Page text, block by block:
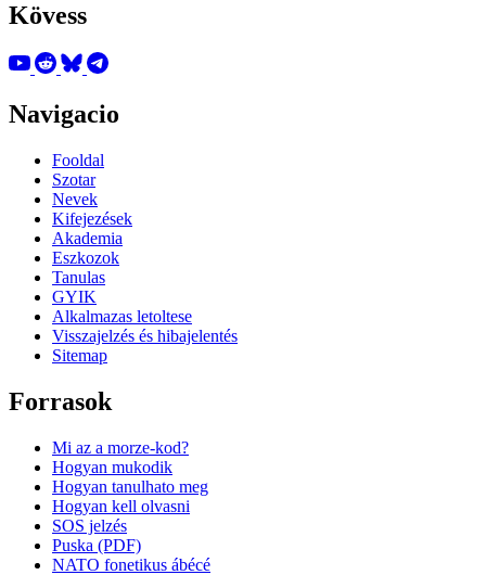
Kövess
Navigacio
Fooldal
Szotar
Nevek
Kifejezések
Akademia
Eszkozok
Tanulas
GYIK
Alkalmazas letoltese
Visszajelzés és hibajelentés
Sitemap
Forrasok
Mi az a morze-kod?
Hogyan mukodik
Hogyan tanulhato meg
Hogyan kell olvasni
SOS jelzés
Puska (PDF)
NATO fonetikus ábécé